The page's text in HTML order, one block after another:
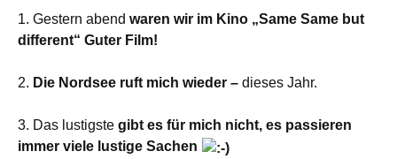
1. Gestern abend waren wir im Kino „Same Same but
different“ Guter Film!
2. Die Nordsee ruft mich wieder – dieses Jahr.
3. Das lustigste gibt es für mich nicht, es passieren
immer viele lustige Sachen